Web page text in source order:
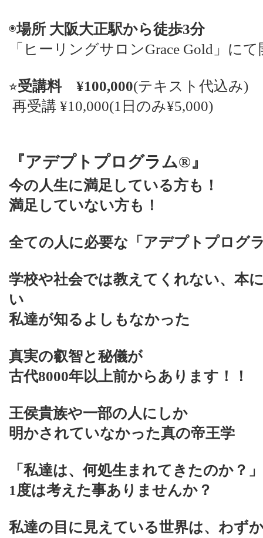
◉場所 大阪大正駅から徒歩3分
「ヒーリングサロンGrace Gold」にて
⭐︎受講料 ¥100,000(テキスト代込み)
再受講 ¥10,000(1日のみ¥5,000)
『アデプトプログラム®︎』
今の人生に満足している方も！
満足していない方も！
全ての人に必要な「アデプトプログ
学校や社会では教えてくれない、本
い
私達が知るよしもなかった
真実の叡智と秘儀が
古代8000年以上前からあります！！
王侯貴族や一部の人にしか
明かされていなかった真の帝王学
「私達は、何処生まれてきたのか？」
1度は考えた事ありませんか？
私達の目に見えている世界は、わず